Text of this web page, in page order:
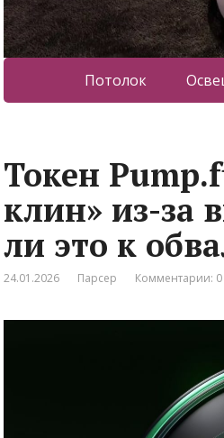
Потолок
Токен
клин» из-за
ли это к
24.01.2026 Парсер Комментарии: 0